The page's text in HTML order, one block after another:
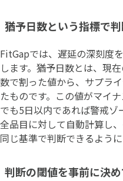
猶予日数という指標で
FitGapでは、遅延の深刻度
します。猶予日数とは、現
数で割った値から、サプラ
たものです。この値がマイ
でも5日以内であれば警戒ゾ
全品目に対して自動計算し
同じ基準で判断できるように
判断の閾値を事前に決め